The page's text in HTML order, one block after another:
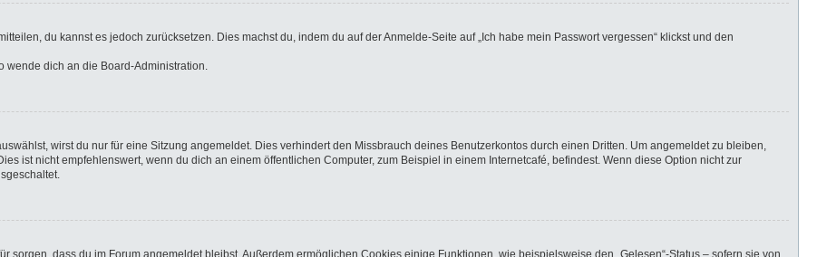
du kannst es jedoch zurücksetzen. Dies machst du, indem du auf der Anmelde-Seite auf „Ich habe mein Passwort vergessen“ klickst und den
wende dich an die Board-Administration.
wirst du nur für eine Sitzung angemeldet. Dies verhindert den Missbrauch deines Benutzerkontos durch einen Dritten. Um angemeldet zu bleiben,
ist nicht empfehlenswert, wenn du dich an einem öffentlichen Computer, zum Beispiel in einem Internetcafé, befindest. Wenn diese Option nicht zur
sorgen, dass du im Forum angemeldet bleibst. Außerdem ermöglichen Cookies einige Funktionen, wie beispielsweise den „Gelesen“-Status – sofern sie von